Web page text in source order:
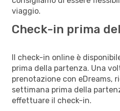
viaggio.
Check-in prima
Il check-in online è
prima della partenza. Una
prenotazione con eDreams,
settimana prima della
effettuare il check-in.